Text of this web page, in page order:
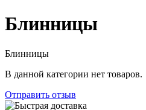
Блинницы
Блинницы
В данной категории нет товаров.
Отправить отзыв